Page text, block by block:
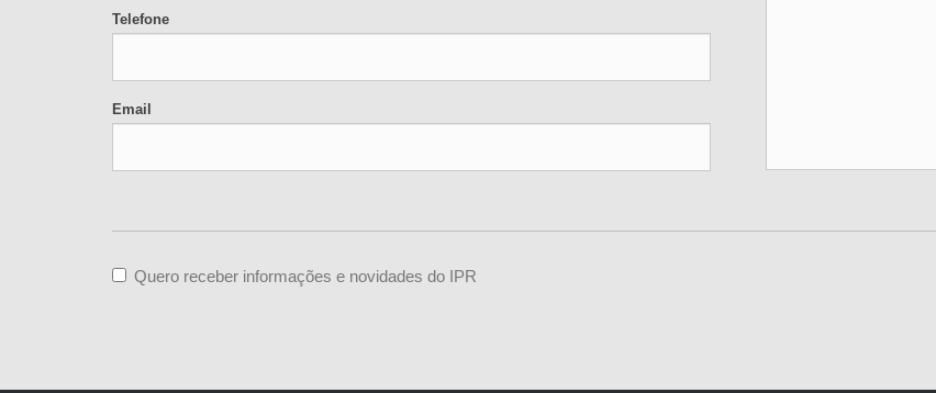
Telefone
Email
Quero receber informações e novidades do IPR